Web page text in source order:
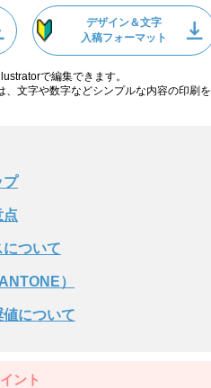
デザイン＆文字
入稿フォーマット
で編集できます。
、文字や数字などシンプルな内容の印刷を
プ
点
ついて
）
について
ント